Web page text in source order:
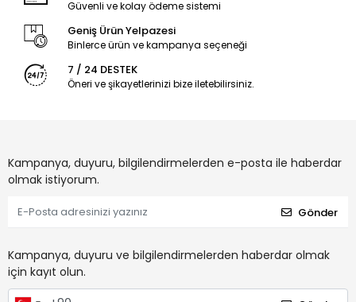
Güvenli ve kolay ödeme sistemi
Geniş Ürün Yelpazesi
Binlerce ürün ve kampanya seçeneği
7 / 24 DESTEK
Öneri ve şikayetlerinizi bize iletebilirsiniz.
Kampanya, duyuru, bilgilendirmelerden e-posta ile haberdar
olmak istiyorum.
Gönder
Kampanya, duyuru ve bilgilendirmelerden haberdar olmak
için kayıt olun.